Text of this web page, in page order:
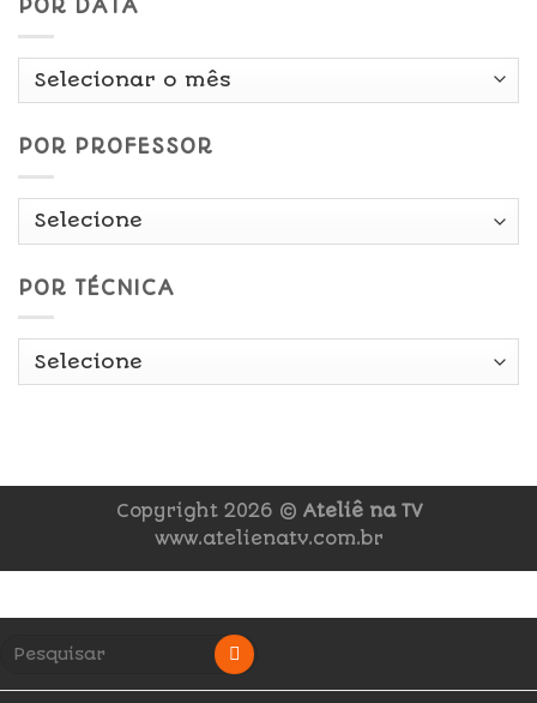
POR DATA
Por
POR PROFESSOR
POR TÉCNICA
Copyright 2026 © Ateliê na TV
www.atelienatv.com.br